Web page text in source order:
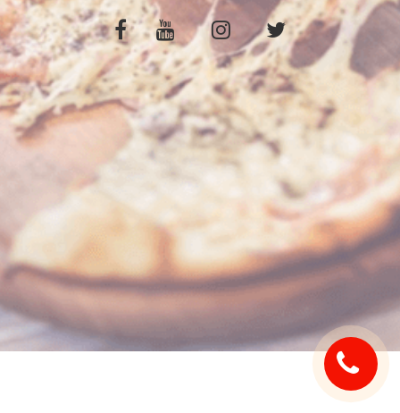
MENTIONS LÉGALES
C.G.V